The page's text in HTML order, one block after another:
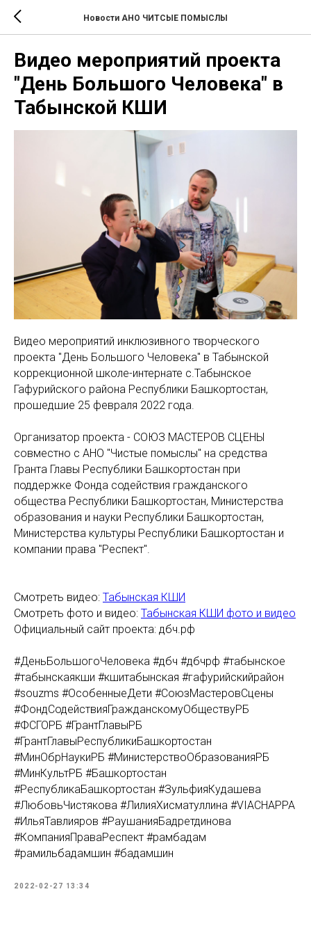
Новости АНО ЧИТСЫЕ ПОМЫСЛЫ
Видео мероприятий проекта
"День Большого Человека" в
Табынской КШИ
Видео мероприятий инклюзивного творческого
проекта "День Большого Человека" в Табынской
коррекционной школе-интернате с.Табынское
Гафурийского района Республики Башкортостан,
прошедшие 25 февраля 2022 года.
Организатор проекта - СОЮЗ МАСТЕРОВ СЦЕНЫ
совместно с АНО "Чистые помыслы" на средства
Гранта Главы Республики Башкортостан при
поддержке Фонда содействия гражданского
общества Республики Башкортостан, Министерства
образования и науки Республики Башкортостан,
Министерства культуры Республики Башкортостан и
компании права "Респект".
Смотреть видео: Табынская КШИ
Смотреть фото и видео: Табынская КШИ фото и видео
Официальный сайт проекта: дбч.рф
#ДеньБольшогоЧеловека #дбч #дбчрф #табынское
#табынскаякши #кшитабынская #гафурийскийрайон
#souzms #ОсобенныеДети #СоюзМастеровСцены
#ФондСодействияГражданскомуОбществуРБ
#ФСГОРБ #ГрантГлавыРБ
#ГрантГлавыРеспубликиБашкортостан
#МинОбрНаукиРБ #МинистерствоОбразованияРБ
#МинКультРБ #Башкортостан
#РеспубликаБашкортостан #ЗульфияКудашева
#ЛюбовьЧистякова #ЛилияХисматуллина #VIACHAPPA
#ИльяТавлияров #РаушанияБадретдинова
#КомпанияПраваРеспект #рамбадам
#рамильбадамшин #бадамшин
2022-02-27 13:34